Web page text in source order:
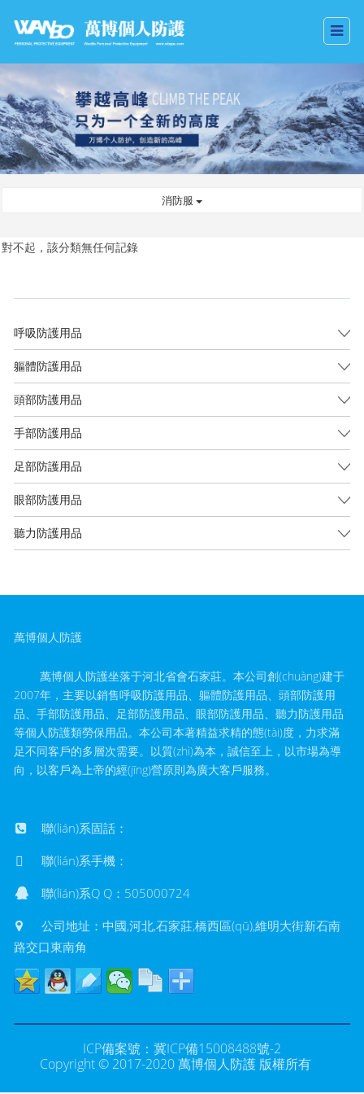
消防服
對不起，該分類無任何記錄
呼吸防護用品
軀體防護用品
頭部防護用品
手部防護用品
足部防護用品
眼部防護用品
聽力防護用品
萬博個人防護
萬博個人防護坐落于河北省會石家莊。本公司創(chuàng)建于
2007年，主要以銷售呼吸防護用品、軀體防護用品、頭部防護用
品、手部防護用品、足部防護用品、眼部防護用品、聽力防護用品
等個人防護類勞保用品。本公司本著精益求精的態(tài)度，力求滿
足不同客戶的多層次需要。以質(zhì)為本，誠信至上，以市場為導
向，以客戶為上帝的經(jīng)營原則為廣大客戶服務。
聯(lián)系固話：
聯(lián)系手機：
聯(lián)系Q Q：505000724
公司地址：中國,河北,石家莊,橋西區(qū),維明大街新石南
路交口東南角
ICP備案號： 冀ICP備15008488號-2
Copyright © 2017-2020 萬博個人防護 版權所有